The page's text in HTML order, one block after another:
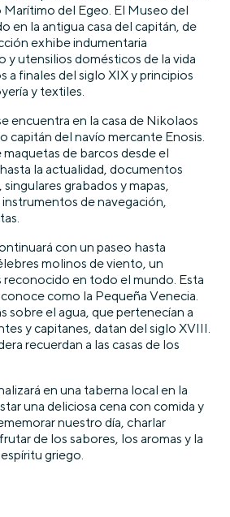
del Egeo. El Museo del
en la antigua casa del capitán, de
exhibe indumentaria
y utensilios domésticos de la vida
a finales del siglo XIX y principios
y textiles.
encuentra en la casa de Nikolaos
capitán del navío mercante Enosis.
de barcos desde el
la actualidad, documentos
grabados y mapas,
de navegación,
con un paseo hasta
molinos de viento, un
en todo el mundo. Esta
como la Pequeña Venecia.
sobre el agua, que pertenecían a
y capitanes, datan del siglo XVIII.
recuerdan a las casas de los
en una taberna local en la
una deliciosa cena con comida y
nuestro día, charlar
de los sabores, los aromas y la
griego.